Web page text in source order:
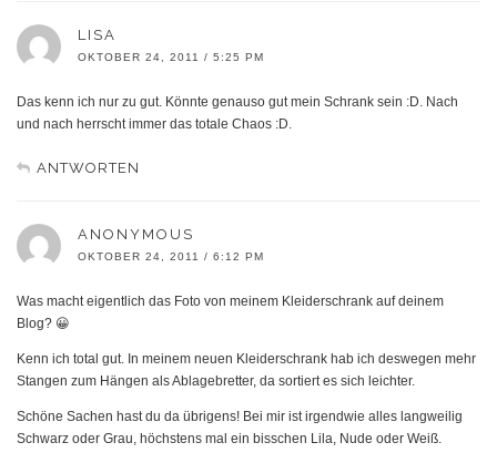
LISA
OKTOBER 24, 2011 / 5:25 PM
Das kenn ich nur zu gut. Könnte genauso gut mein Schrank sein :D. Nach
und nach herrscht immer das totale Chaos :D.
ANTWORTEN
ANONYMOUS
OKTOBER 24, 2011 / 6:12 PM
Was macht eigentlich das Foto von meinem Kleiderschrank auf deinem
Blog? 😀
Kenn ich total gut. In meinem neuen Kleiderschrank hab ich deswegen mehr
Stangen zum Hängen als Ablagebretter, da sortiert es sich leichter.
Schöne Sachen hast du da übrigens! Bei mir ist irgendwie alles langweilig
Schwarz oder Grau, höchstens mal ein bisschen Lila, Nude oder Weiß.